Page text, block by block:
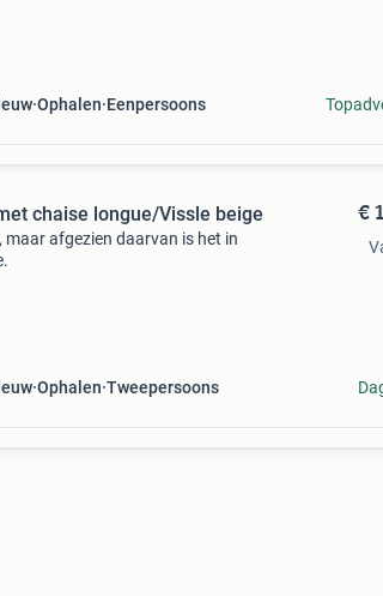
Ophalen Eenpersoons
chaise longue/Vissle beige
maar afgezien daarvan is het in
Ophalen Tweepersoons
€